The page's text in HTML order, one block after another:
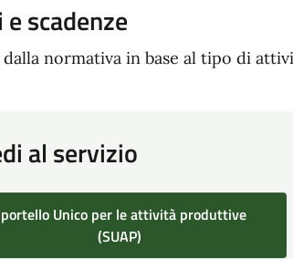
scadenze
normativa in base al tipo di
al servizio
Unico per le attività produttive
(SUAP)